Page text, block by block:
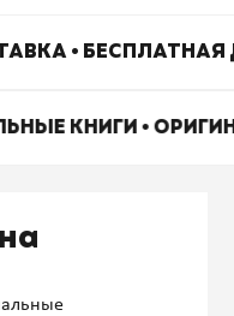
•
КНИГИ •